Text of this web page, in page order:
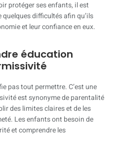
protéger ses enfants, il est
difficultés afin qu’ils
et leur confiance en eux.
éducation
pas tout permettre. C’est une
est synonyme de parentalité
des limites claires et de les
Les enfants ont besoin de
et comprendre les